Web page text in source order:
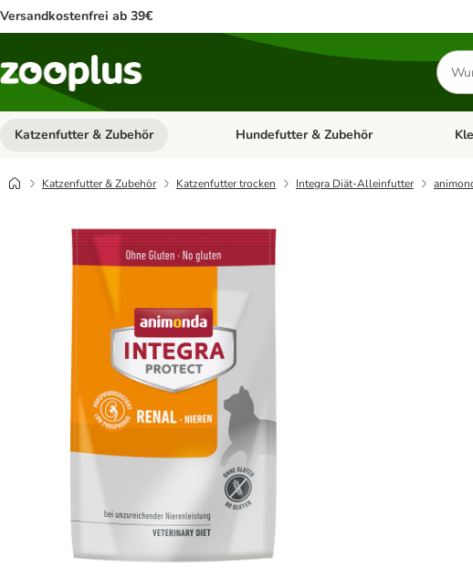
Versandkostenfrei ab 39€
Katzenfutter & Zubehör Kategorie-Menü öffnen: Katzenfutter &
Hundefutter & Zubehör
Katzenfutter & Zubehör Katzenfutter trocken Integra Diät-Alleinfutter